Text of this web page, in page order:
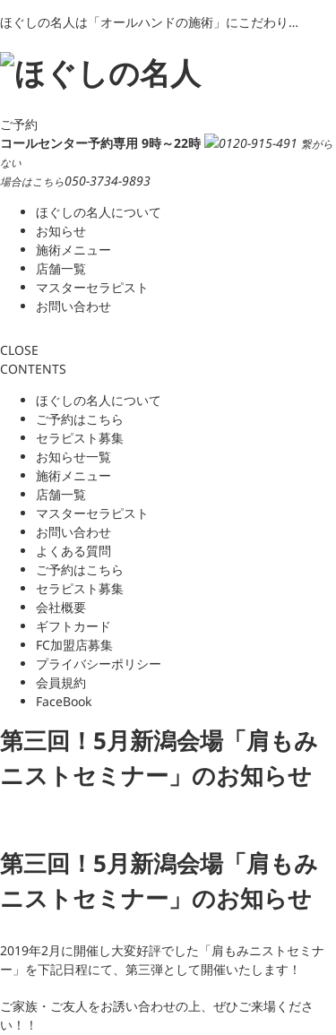
ほぐしの名人は「オールハンドの施術」にこだわり…
ご予約
コールセンター予約専用 9時～22時
0120-915-491 繋がら
ない
場合はこちら050-3734-9893
ほぐしの名人について
お知らせ
施術メニュー
店舗一覧
マスターセラピスト
お問い合わせ
CLOSE
CONTENTS
ほぐしの名人について
ご予約はこちら
セラピスト募集
お知らせ一覧
施術メニュー
店舗一覧
マスターセラピスト
お問い合わせ
よくある質問
ご予約はこちら
セラピスト募集
会社概要
ギフトカード
FC加盟店募集
プライバシーポリシー
会員規約
FaceBook
第三回！5月新潟会場「肩もみ
ニストセミナー」のお知らせ
第三回！5月新潟会場「肩もみ
ニストセミナー」のお知らせ
2019年2月に開催し大変好評でした「肩もみニストセミナ
ー」を下記日程にて、第三弾として開催いたします！
ご家族・ご友人をお誘い合わせの上、ぜひご来場くださ
い！！